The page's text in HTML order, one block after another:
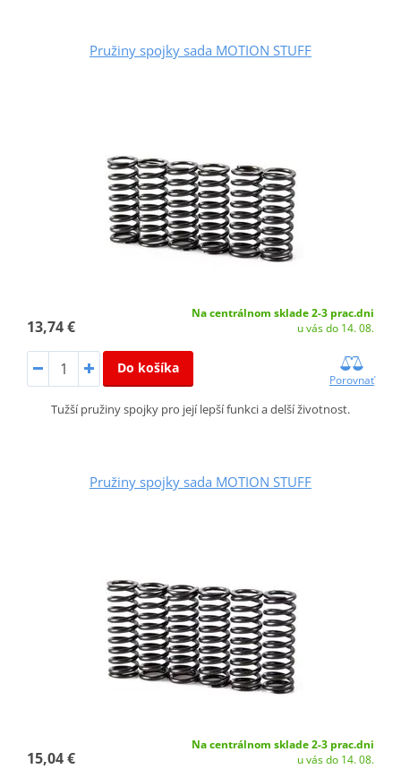
Pružiny spojky sada MOTION STUFF
13,74 €
Na centrálnom sklade 2-3 prac.dni
u vás do 14. 08.
Do košíka
Porovnať
Tužší pružiny spojky pro její lepší funkci a delší životnost.
Pružiny spojky sada MOTION STUFF
15,04 €
Na centrálnom sklade 2-3 prac.dni
u vás do 14. 08.